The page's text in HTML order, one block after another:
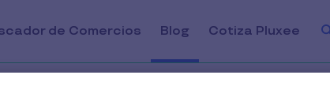
de Comercios Blog Cotiza Pluxee